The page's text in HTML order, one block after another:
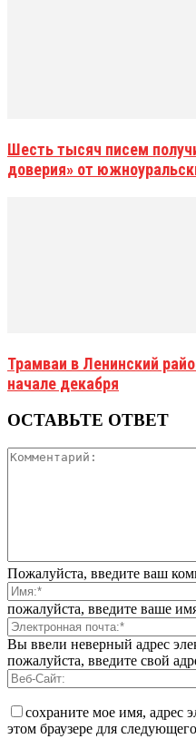
Шесть тысяч писем
доверия» от
Трамваи в Ленинский
начале декабря
ОСТАВЬТЕ ОТВЕТ
Пожалуйста, введите ваш
пожалуйста, введите ваше
Вы ввели неверный адрес
пожалуйста, введите свой
сохраните мое имя, адрес
этом браузере для